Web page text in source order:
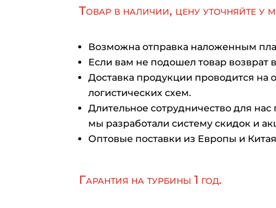
Товар в наличии, цену уточняйте у
Возможна отправка наложенным
Если вам не подошел товар возврат
Доставка продукции проводится на
логистических схем.
Длительное сотрудничество для нас
мы разработали систему скидок и
Оптовые поставки из Европы и
Гарантия на турбины 1 год.